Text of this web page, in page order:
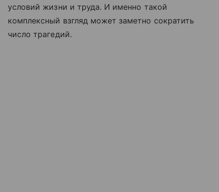
условий жизни и труда. И именно такой
комплексный взгляд может заметно сократить
число трагедий.